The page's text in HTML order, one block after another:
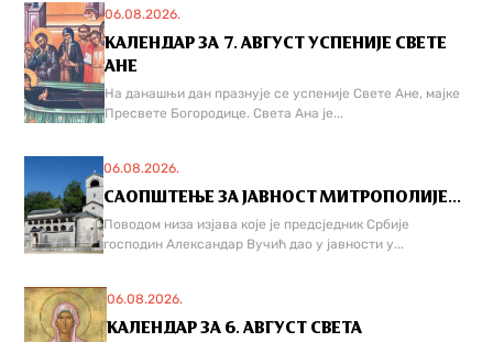
06.08.2026.
КАЛЕНДАР ЗА 7. АВГУСТ УСПЕНИЈЕ СВЕТЕ
АНЕ
На данашњи дан празнује се успеније Свете Ане, мајке
Пресвете Богородице. Света Ана је...
06.08.2026.
САОПШТЕЊЕ ЗА ЈАВНОСТ МИТРОПОЛИЈЕ...
Поводом низа изјава које је предсједник Србије
господин Александар Вучић дао у јавности у...
06.08.2026.
КАЛЕНДАР ЗА 6. АВГУСТ СВЕТА